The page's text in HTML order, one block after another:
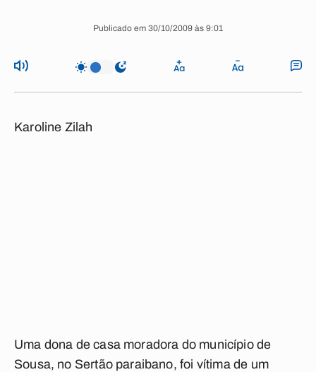
Publicado em 30/10/2009 às 9:01
Karoline Zilah
Uma dona de casa moradora do município de
Sousa, no Sertão paraibano, foi vítima de um